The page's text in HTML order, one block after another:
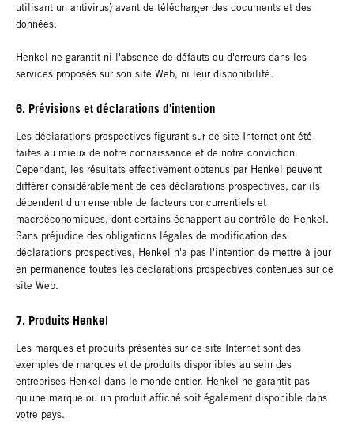
utilisant un antivirus) avant de télécharger des documents et des
données.
Henkel ne garantit ni l'absence de défauts ou d'erreurs dans les
services proposés sur son site Web, ni leur disponibilité.
6. Prévisions et déclarations d'intention
Les déclarations prospectives figurant sur ce site Internet ont été
faites au mieux de notre connaissance et de notre conviction.
Cependant, les résultats effectivement obtenus par Henkel peuvent
différer considérablement de ces déclarations prospectives, car ils
dépendent d'un ensemble de facteurs concurrentiels et
macroéconomiques, dont certains échappent au contrôle de Henkel.
Sans préjudice des obligations légales de modification des
déclarations prospectives, Henkel n'a pas l'intention de mettre à jour
en permanence toutes les déclarations prospectives contenues sur ce
site Web.
7. Produits Henkel
Les marques et produits présentés sur ce site Internet sont des
exemples de marques et de produits disponibles au sein des
entreprises Henkel dans le monde entier. Henkel ne garantit pas
qu'une marque ou un produit affiché soit également disponible dans
votre pays.